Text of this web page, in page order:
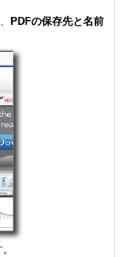
PDFの保存先と名前